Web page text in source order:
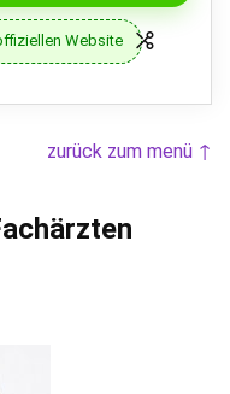
Website
zurück zum menü ↑